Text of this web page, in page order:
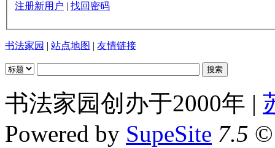
注册新用户 | 找回密码
书法家园 | 站点地图 | 友情链接
书法家园创办于2000年 |
Powered by SupeSite 7.5 ©